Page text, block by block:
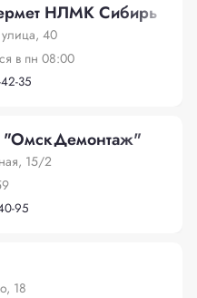
НЛМК Сибирь
40
в пн 08:00
35
"ОмскДемонтаж"
15/2
95
18